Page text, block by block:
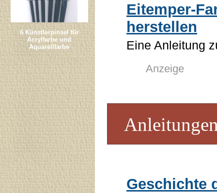
6 Künstlerpinsel für
Acrylfarbe und
Aquarellfarbe
Eitemper-
herstellen
Eine Anleitung
Anzeige
Geschichte